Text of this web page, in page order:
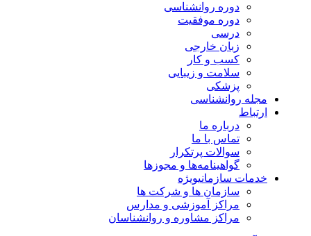
دوره روانشناسی
دوره موفقیت
درسی
زبان خارجی
کسب و کار
سلامت و زیبایی
پزشکی
مجله روانشناسی
ارتباط
درباره ما
تماس با ما
سوالات پرتکرار
گواهینامه‌ها و مجوزها
خدمات سازمانیویژه
سازمان ها و شرکت ها
مراکز آموزشی و مدارس
مراکز مشاوره و روانشناسان